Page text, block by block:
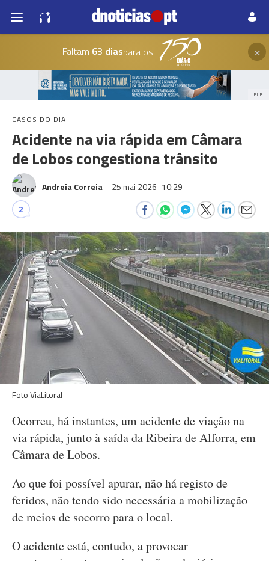
Faltam 63 diaspara os ×
PUB
CASOS DO DIA
Acidente na via rápida em Câmara
de Lobos congestiona trânsito
Andreia Correia 25 mai 2026 10:29
2
Foto ViaLitoral
Ocorreu, há instantes, um acidente de viação na
via rápida, junto à saída da Ribeira de Alforra, em
Câmara de Lobos.
Ao que foi possível apurar, não há registo de
feridos, não tendo sido necessária a mobilização
de meios de socorro para o local.
O acidente está, contudo, a provocar